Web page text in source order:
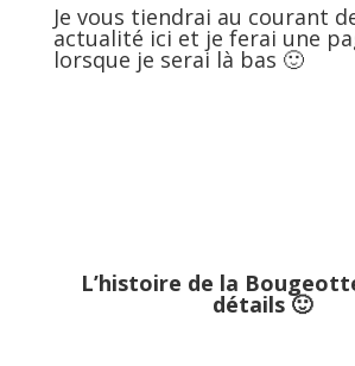
Je vous tiendrai au courant
actualité ici et je ferai une
lorsque je serai là bas 🙂
L’histoire de la
détails 🙂